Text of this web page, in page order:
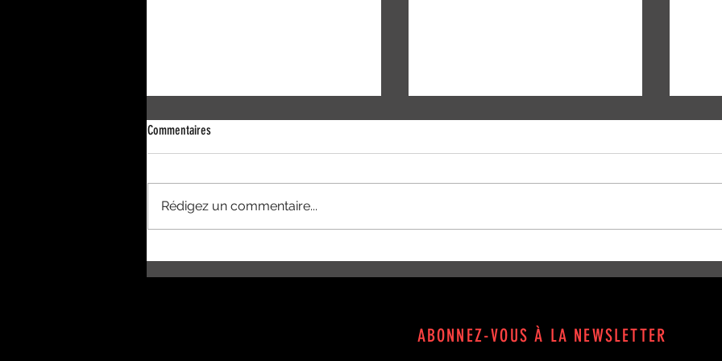
Antilla - janvier 2018
People Bo Kay - décembre 2017
Commentaires
Rédigez un commentaire...
ABONNEZ-VOUS À LA NEWSLETTER